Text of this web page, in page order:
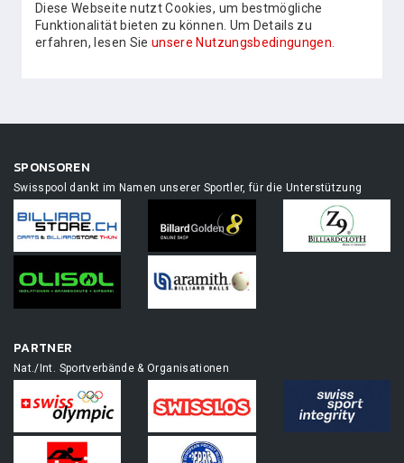
Diese Webseite nutzt Cookies, um bestmögliche
Funktionalität bieten zu können. Um Details zu
erfahren, lesen Sie unsere Nutzungsbedingungen.
SPONSOREN
Swisspool dankt im Namen unserer Sportler, für die Unterstützung
PARTNER
Nat./Int. Sportverbände & Organisationen